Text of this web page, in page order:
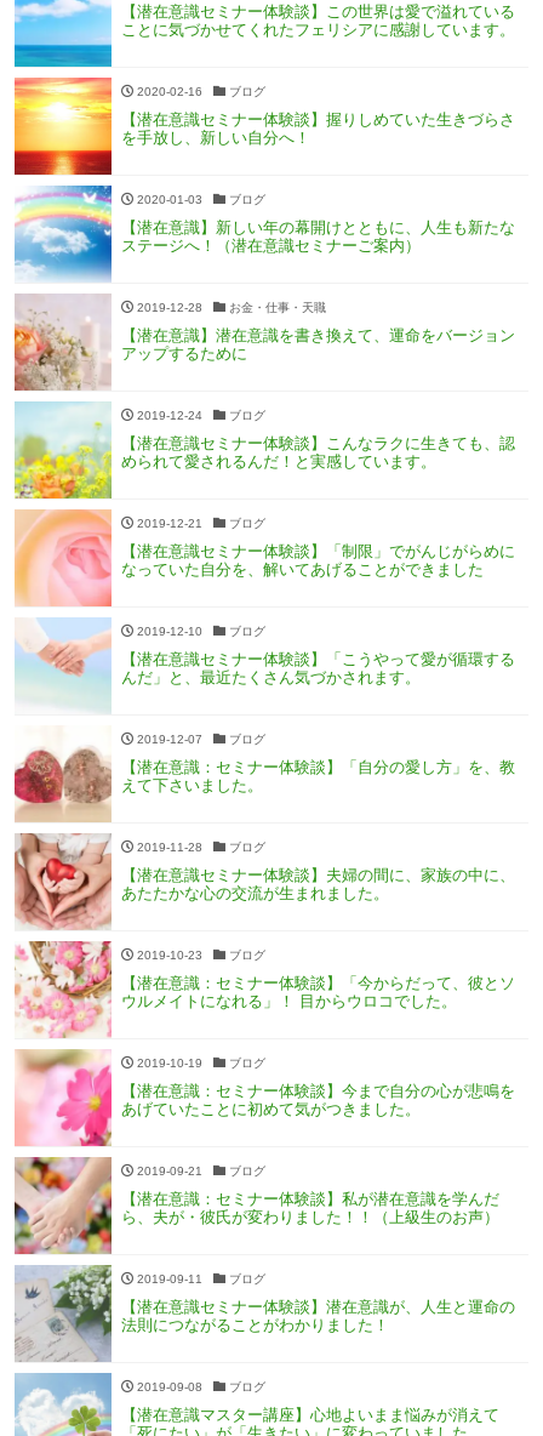
【潜在意識セミナー体験談】この世界は愛で溢れている
ことに気づかせてくれたフェリシアに感謝しています。
2020-02-16 ブログ
【潜在意識セミナー体験談】握りしめていた生きづらさ
を手放し、新しい自分へ！
2020-01-03 ブログ
【潜在意識】新しい年の幕開けとともに、人生も新たな
ステージへ！（潜在意識セミナーご案内）
2019-12-28 お金・仕事・天職
【潜在意識】潜在意識を書き換えて、運命をバージョン
アップするために
2019-12-24 ブログ
【潜在意識セミナー体験談】こんなラクに生きても、認
められて愛されるんだ！と実感しています。
2019-12-21 ブログ
【潜在意識セミナー体験談】「制限」でがんじがらめに
なっていた自分を、解いてあげることができました
2019-12-10 ブログ
【潜在意識セミナー体験談】「こうやって愛が循環する
んだ」と、最近たくさん気づかされます。
2019-12-07 ブログ
【潜在意識：セミナー体験談】「自分の愛し方」を、教
えて下さいました。
2019-11-28 ブログ
【潜在意識セミナー体験談】夫婦の間に、家族の中に、
あたたかな心の交流が生まれました。
2019-10-23 ブログ
【潜在意識：セミナー体験談】「今からだって、彼とソ
ウルメイトになれる」！ 目からウロコでした。
2019-10-19 ブログ
【潜在意識：セミナー体験談】今まで自分の心が悲鳴を
あげていたことに初めて気がつきました。
2019-09-21 ブログ
【潜在意識：セミナー体験談】私が潜在意識を学んだ
ら、夫が・彼氏が変わりました！！（上級生のお声）
2019-09-11 ブログ
【潜在意識セミナー体験談】潜在意識が、人生と運命の
法則につながることがわかりました！
2019-09-08 ブログ
【潜在意識マスター講座】心地よいまま悩みが消えて